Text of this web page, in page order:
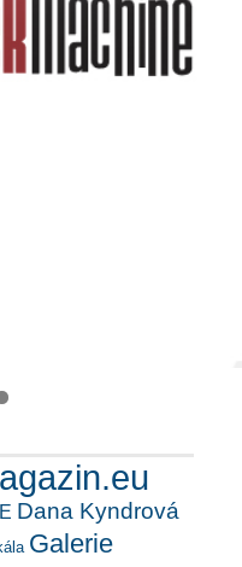
Dana Kyndrová
Galerie